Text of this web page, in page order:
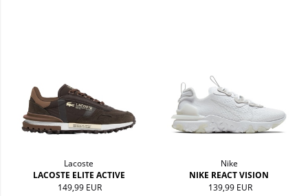
Lacoste
LACOSTE ELITE ACTIVE
149,99 EUR
Nike
NIKE REACT VISION
139,99 EUR